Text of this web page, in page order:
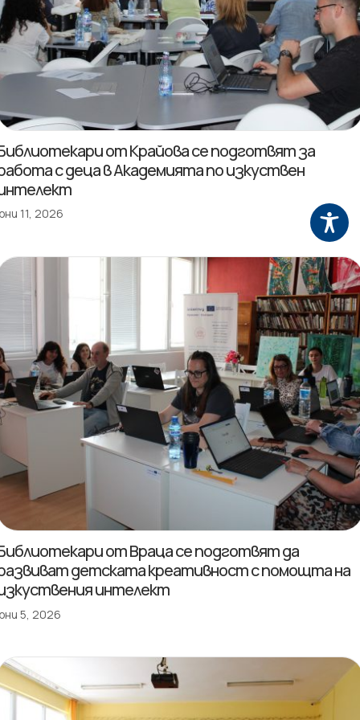
от Крайова се подготвят за
с деца в Академията по изкуствен
11, 2026
от Враца се подготвят да
детската креативност с помощта на
интелект
5, 2026